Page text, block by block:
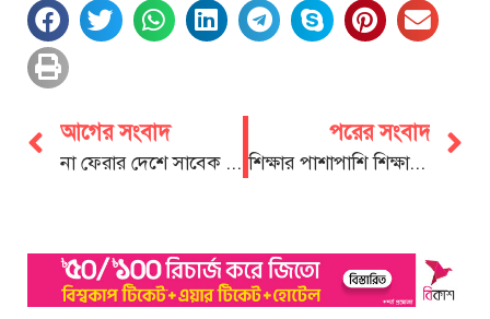
আগের সংবাদ
না ফেরার দেশে সাবেক মন্ত্রী নোমান, নেতৃবৃন্দের শোক
পরের সংবাদ
শিক্ষার পাশাপাশি শিক্ষার্থীদের ভালো মানুষ হিসেবে গড়ে তুলতে হবে: শাহেদ